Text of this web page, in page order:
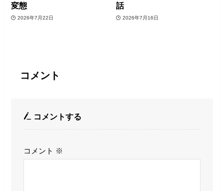
変態
2026年7月22日
話
2026年7月16日
コメント
コメントする
コメント ※